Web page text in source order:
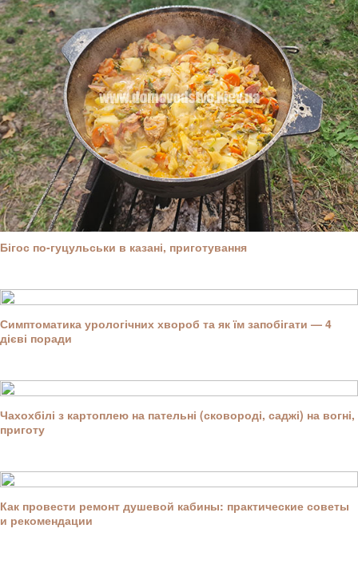
Бігос по-гуцульськи в казані, приготування
Симптоматика урологічних хвороб та як їм запобігати — 4
дієві поради
Чахохбілі з картоплею на пательні (сковороді, саджі) на вогні,
приготу
Как провести ремонт душевой кабины: практические советы
и рекомендации